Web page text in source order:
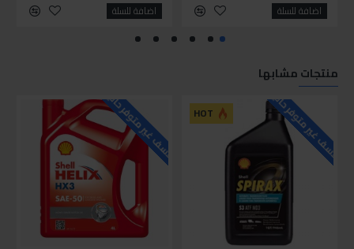
اضافة للسلة اضافة للسلة
منتجات مشابها
HOT للاسف غير متوفر حاليا للاسف غير متوفر حاليا